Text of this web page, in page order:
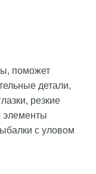
поможет
детали,
резкие
с уловом